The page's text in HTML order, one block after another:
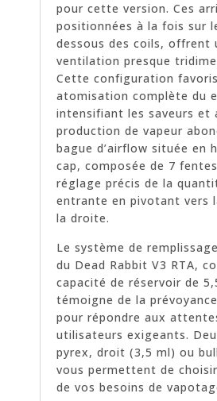
pour cette version. Ces
positionnées à la fois sur
dessous des coils, offrent
ventilation presque
Cette configuration
atomisation complète du
intensifiant les saveurs et
production de vapeur
bague d’airflow située en
cap, composée de 7
réglage précis de la
entrante en pivotant vers
la droite.
Le système de
du Dead Rabbit V3 RTA,
capacité de réservoir de
témoigne de la prévoyance
pour répondre aux
utilisateurs exigeants.
pyrex, droit (3,5 ml) ou
vous permettent de
de vos besoins de